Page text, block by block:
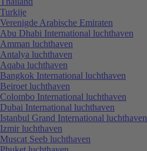
Turkije
Verenigde Arabische Emiraten
Abu Dhabi International luchthaven
Amman luchthaven
Antalya luchthaven
Aqaba luchthaven
Bangkok International luchthaven
Beiroet luchthaven
Colombo International luchthaven
Dubai International luchthaven
Istanbul Grand International luchthaven
Izmir luchthaven
Muscat Seeb luchthaven